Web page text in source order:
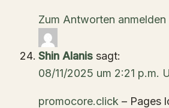
Zum Antworten anmelden
Shin Alanis sagt:
08/11/2025 um 2:21 p.m.
promocore.click – Pages